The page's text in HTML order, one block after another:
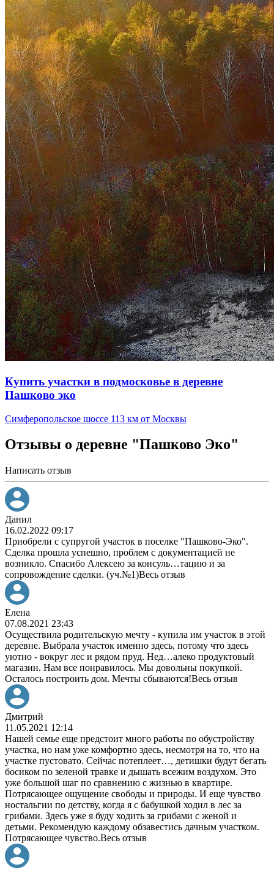
Купить участки в подмосковье в деревне
Пашково эко
Симферопольское шоссе 113 км от Москвы
Отзывы о деревне "Пашково Эко"
Написать отзыв
Данил
16.02.2022 09:17
Приобрели с супругой участок в поселке "Пашково-Эко".
Сделка прошла успешно, проблем с документацией не
возникло. Спасибо Алексею за консуль…тацию и за
сопровождение сделки. (уч.№1)Весь отзыв
Елена
07.08.2021 23:43
Осуществила родительскую мечту - купила им участок в этой
деревне. Выбрала участок именно здесь, потому что здесь
уютно - вокруг лес и рядом пруд. Нед…алеко продуктовый
магазин. Нам все понравилось. Мы довольны покупкой.
Осталось построить дом. Мечты сбываются!Весь отзыв
Дмитрий
11.05.2021 12:14
Нашей семье еще предстоит много работы по обустройству
участка, но нам уже комфортно здесь, несмотря на то, что на
участке пустовато. Сейчас потеплеет…, детишки будут бегать
босиком по зеленой травке и дышать всежим воздухом. Это
уже большой шаг по сравнению с жизнью в квартире.
Потрясающее ощущение свободы и природы. И еще чувство
ностальгии по детству, когда я с бабушкой ходил в лес за
грибами. Здесь уже я буду ходить за грибами с женой и
детьми. Рекомендую каждому обзавестись дачным участком.
Потрясающее чувство.Весь отзыв